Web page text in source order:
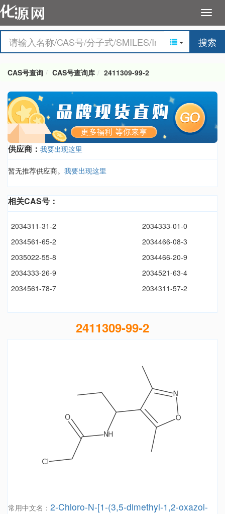
搜索
CAS号查询 CAS号查询库 2411309-99-2
供应商： 我要出现这里
暂无推荐供应商。 我要出现这里
相关CAS号：
2034311-31-2
2034333-01-0
2034561-65-2
2034466-08-3
2035022-55-8
2034466-20-9
2034333-26-9
2034521-63-4
2034561-78-7
2034311-57-2
2411309-99-2
常用中文名： 2-Chloro-N-[1-(3,5-dimethyl-1,2-oxazol-